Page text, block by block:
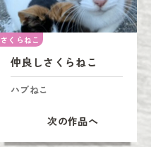
さくらねこ
仲良しさくらねこ
ハブねこ
次の作品へ